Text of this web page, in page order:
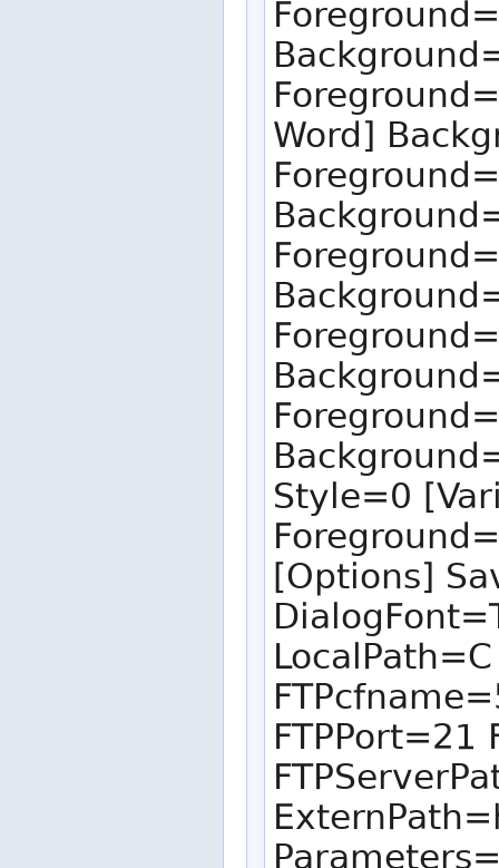
Word]
Style=0
[Options]
FTPPort=21